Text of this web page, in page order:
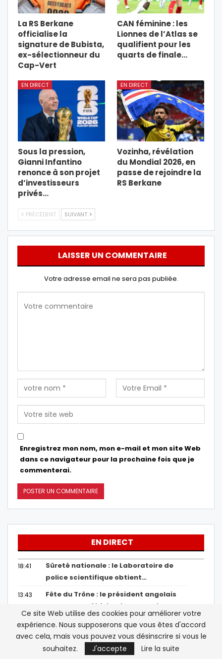
La RS Berkane
officialise la
signature de Bubista,
ex-sélectionneur du
Cap-Vert
CAN féminine : les
Lionnes de l’Atlas se
qualifient pour les
quarts de finale…
EN DIRECT
Sous la pression,
Gianni Infantino
renonce à son projet
d’investisseurs
privés…
EN DIRECT
Vozinha, révélation
du Mondial 2026, en
passe de rejoindre la
RS Berkane
PRÉCÉDENT SUIVANT
LAISSER UN COMMENTAIRE
Votre adresse email ne sera pas publiée.
Enregistrez mon nom, mon e-mail et mon site Web
dans ce navigateur pour la prochaine fois que je
commenterai.
EN DIRECT
18:41
Sûreté nationale : le Laboratoire de
police scientifique obtient…
13:43
Fête du Trône : le président angolais
adresse ses félicitations au Roi du
Maroc
13:38
Biodiversité : le Maroc en tête des
pays arabes et 17e mondial
Ce site Web utilise des cookies pour améliorer votre
expérience. Nous supposerons que vous êtes d'accord
avec cela, mais vous pouvez vous désinscrire si vous le
souhaitez.
J'accepte Lire la suite